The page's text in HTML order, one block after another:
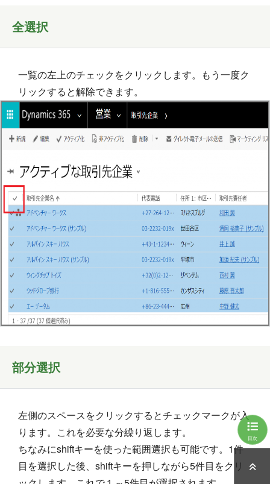
全選択
一覧の左上のチェックをクリックします。もう一度ク
リックすると解除できます。
部分選択
左側のスペースをクリックするとチェックマークが入
ります。これを必要な分繰り返します。
ちなみにshiftキーを使った範囲選択も可能です。1件
目を選択した後、shiftキーを押しながら5件目をクリ
目次